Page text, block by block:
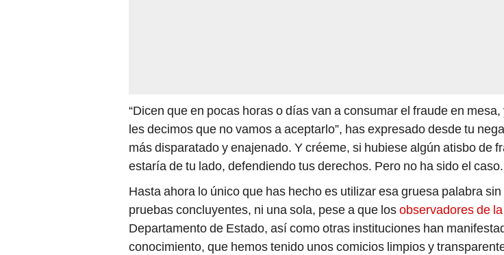
“Dicen que en pocas horas o días van a consumar el fraude en
les decimos que no vamos a aceptarlo”, has expresado desde tu
más disparatado y enajenado. Y créeme, si hubiese algún atisbo de
estaría de tu lado, defendiendo tus derechos. Pero no ha sido el caso.
Hasta ahora lo único que has hecho es utilizar esa gruesa palabra
pruebas concluyentes, ni una sola, pese a que losobservadores de
Departamento de Estado, así como otras instituciones han
conocimiento, que hemos tenido unos comicios limpios y